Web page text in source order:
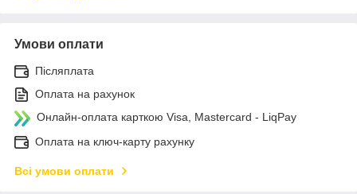
Умови оплати
Післяплата
Оплата на рахунок
Онлайн-оплата карткою Visa, Mastercard - LiqPay
Оплата на ключ-карту рахунку
Всі умови оплати